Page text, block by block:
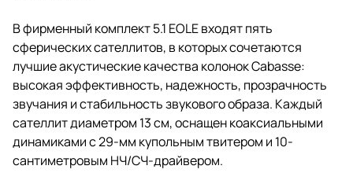
В фирменный комплект 5.1 EOLE входят пять
сферических сателлитов, в которых сочетаются
лучшие акустические качества колонок Cabasse:
высокая эффективность, надежность, прозрачность
звучания и стабильность звукового образа. Каждый
сателлит диаметром 13 см, оснащен коаксиальными
динамиками с 29-мм купольным твитером и 10-
сантиметровым НЧ/СЧ-драйвером.